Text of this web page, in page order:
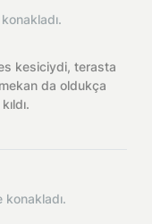
kesiciydi, terasta
da oldukça